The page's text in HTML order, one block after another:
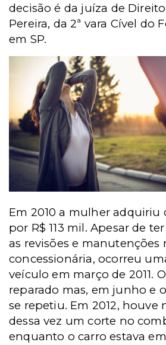
decisão é da juíza de
Pereira, da 2ª vara Cível do
em SP.
Em 2010 a mulher adquiriu
por R$ 113 mil. Apesar de
as revisões e manutenções
concessionária, ocorreu
veículo em março de 2011.
reparado mas, em junho e
se repetiu. Em 2012, houve
dessa vez um corte no
enquanto o carro estava